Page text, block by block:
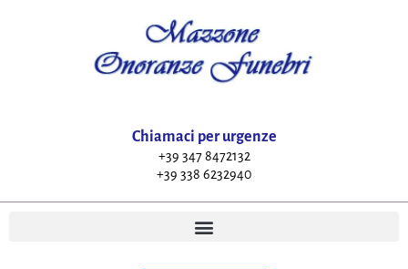
Chiamaci per urgenze
+39 347 8472132
+39 338 6232940